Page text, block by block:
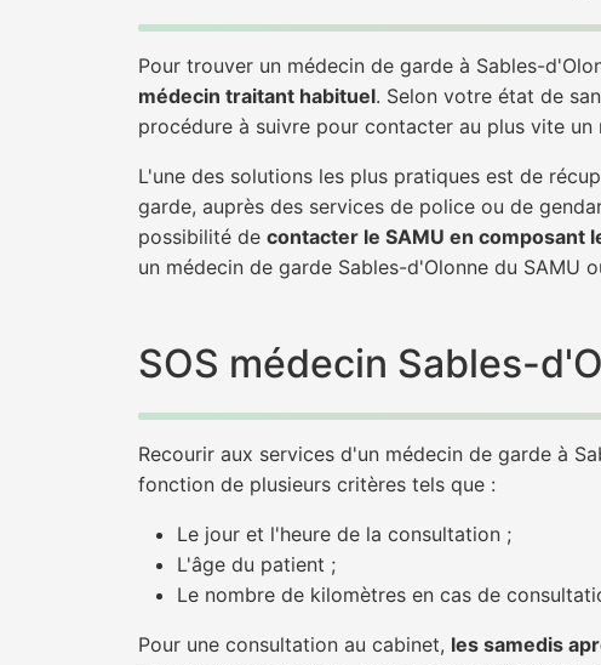
Pour trouver un médecin de garde à Sables-
médecin traitant habituel. Selon votre état de
procédure à suivre pour contacter au plus vite un
L'une des solutions les plus pratiques est de
garde, auprès des services de police ou de
possibilité de contacter le SAMU en composant
un médecin de garde Sables-d'Olonne du SAMU
SOS médecin Sables-
Recourir aux services d'un médecin de garde à
fonction de plusieurs critères tels que :
Le jour et l'heure de la consultation ;
L'âge du patient ;
Le nombre de kilomètres en cas de
Pour une consultation au cabinet, les samedis